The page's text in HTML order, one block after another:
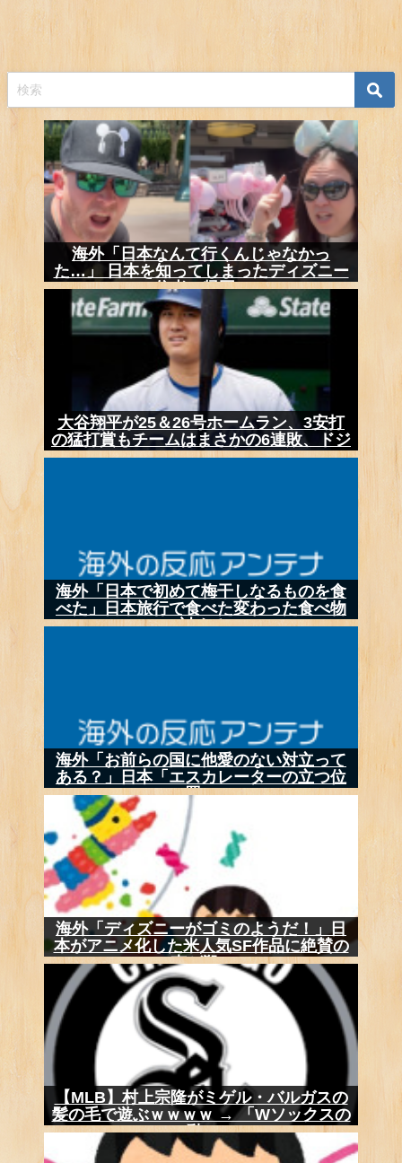
海外「日本なんて行くんじゃなかっ
た…」 日本を知ってしまったディズニー
信者、帰国...
大谷翔平が25＆26号ホームラン、3安打
の猛打賞もチームはまさかの6連敗、ドジ
ャ...
海外「日本で初めて梅干しなるものを食
べた」日本旅行で食べた変わった食べ物
に対する...
海外「お前らの国に他愛のない対立って
ある？」日本「エスカレーターの立つ位
置」
海外「ディズニーがゴミのようだ！」日
本がアニメ化した米人気SF作品に絶賛の
声が殺...
【MLB】村上宗隆がミゲル・バルガスの
髪の毛で遊ぶｗｗｗｗ → 「Wソックスの
動...